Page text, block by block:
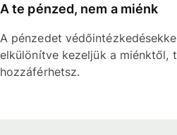
A te pénzed, nem a miénk
A pénzedet
elkülönítve kezeljük a miénktől,
hozzáférhetsz.